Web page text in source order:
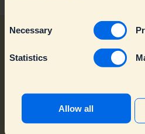
Necessary
Statistics
Allow all
Production & Impact
Dopper Help Center